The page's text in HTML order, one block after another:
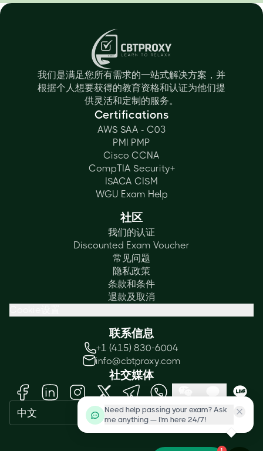
我们是满足您所有需求的一站式解决方案，并
根据个人想要获得的教育资格和认证为他们提
供灵活和定制的服务。
Certifications
AWS SAA - C03
PMI PMP
Cisco CCNA
CompTIA Security+
ISACA CISM
WGU Exam Help
社区
我们的认证
Discounted Exam Voucher
常见问题
隐私政策
条款和条件
退款及取消
联系信息
+1 (415) 830-6004
info@cbtproxy.com
社交媒体
中文
Need help passing your exam? Ask
me anything — I'm here 24/7!